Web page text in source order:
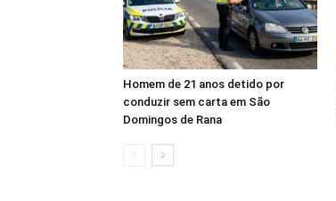
Homem de 21 anos detido por
conduzir sem carta em São
Domingos de Rana